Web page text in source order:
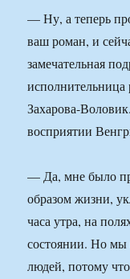
— Ну, а теперь
ваш роман, и
замечательная
Захарова-
восприятии
— Да, мне было
образом жизни,
часа утра, на
состоянии. Но мы
людей, потому